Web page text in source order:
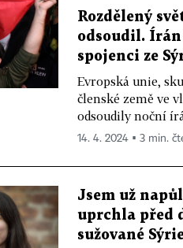
Rozdělený
odsoudil.
spojenci ze
Evropská unie,
členské země ve
odsoudily noční
14. 4. 2024 ▪ 3 min.
Jsem už
uprchla před
sužované